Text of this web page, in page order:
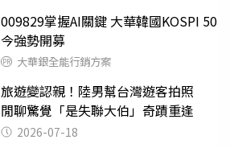
009829掌握AI關鍵 大華韓國KOSPI 50
今強勢開募
大華銀全能行銷方案
旅遊變認親！陸男幫台灣遊客拍照
閒聊驚覺「是失聯大伯」奇蹟重逢
2026-07-18